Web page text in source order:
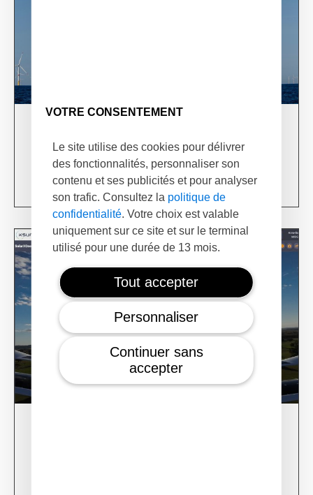
VOTRE CONSENTEMENT
Le site utilise des cookies pour délivrer
des fonctionnalités, personnaliser son
contenu et ses publicités et pour analyser
son trafic. Consultez la politique de
confidentialité. Votre choix est valable
uniquement sur ce site et sur le terminal
utilisé pour une durée de 13 mois.
Tout accepter
Personnaliser
Continuer sans
accepter
XSun & TotalEnergies on prospection mission in
USA
Learn more